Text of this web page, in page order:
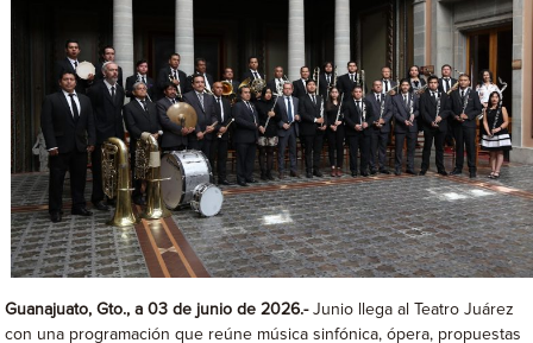
Guanajuato, Gto., a 03 de junio de 2026.-Junio llega al Teatro Juárez
con una programación que reúne música sinfónica, ópera, propuestas